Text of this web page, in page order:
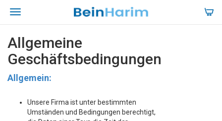
Allgemeine
Geschäftsbedingungen
Allgemein:
Unsere Firma ist unter bestimmten
Umständen und Bedingungen berechtigt,